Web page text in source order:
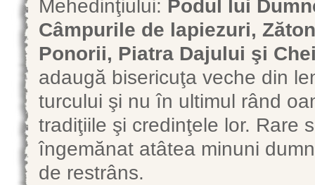
Mehedinţiului: Podul lui
Câmpurile de lapiezuri,
Ponorii, Piatra Dajului şi
adaugă bisericuţa veche din
turcului şi nu în ultimul rând
tradiţiile şi credinţele lor. Rare
îngemănat atâtea minuni
de restrâns.